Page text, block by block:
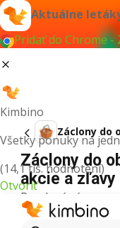
Aktuálne
Pridať do Chrome -
Kimbino
Všetky ponuky na
(14,1 tis. hodnotení)
Otvoriť
Záclony do
Záclony do
akcie a zľavy
Pre daný výraz
Ďalšie letáky